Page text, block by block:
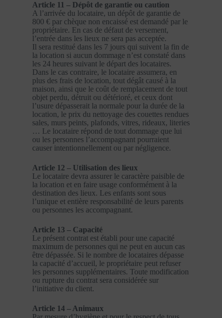
Article 11 – Dépôt de garantie ou caution
A l’arrivée du locataire, un dépôt de garantie de
800 € par chèque non encaissé est demandé par le
propriétaire. En cas de défaut de versement,
l’entrée dans les lieux ne sera pas acceptée.
Il sera restitué dans les 7 jours qui suivent la fin de
la location si aucun dommage n’est constaté dans
les 24 heures suivant le départ des locataires.
Dans le cas contraire, le locataire assumera, en
plus des frais de location, tout dégât causé à la
maison, ainsi que le coût de remplacement de tout
objet perdu, détruit ou détérioré, et ceux dont
l’usure dépasserait la normale pour la durée de la
location, le prix du nettoyage des couettes rendues
sales, murs peints, plafonds, vitres, rideaux, literies
… Le locataire répond de tout dommage que lui
ou les personnes l’accompagnant pourraient
causer intentionnellement ou par négligence.
Article 12 – Utilisation des lieux
Le locataire devra assurer le caractère paisible de
la location et en faire usage conformément à la
destination des lieux. Les enfants sont sous
l’unique et entière responsabilité de leurs parents
ou personnes les accompagnant.
Article 13 – Capacité
Le présent contrat est établi pour une capacité
maximum de personnes qui ne peut en aucun cas
être dépassée. Si le nombre de locataires dépasse
la capacité d’accueil, le propriétaire peut refuser
les personnes supplémentaires. Toute modification
ou rupture du contrat sera considérée sur
l’initiative du client.
Article 14 – Animaux